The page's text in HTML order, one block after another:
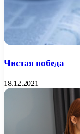
Чистая победа
18.12.2021